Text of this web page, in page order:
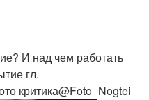
И над чем работать
гл.
критика@Foto_Nogtei